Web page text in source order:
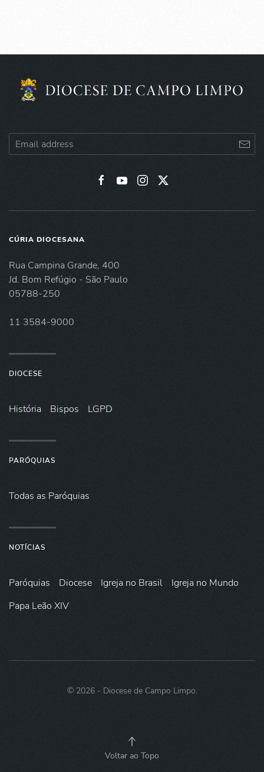
CÚRIA DIOCESANA
Rua Campina Grande, 400
Jd. Bom Refúgio - São Paulo
05788-250
11 3584-9000
DIOCESE
História Bispos LGPD
PARÓQUIAS
Todas as Paróquias
NOTÍCIAS
Paróquias Diocese Igreja no Brasil
Igreja no Mundo
Papa Leão XIV
© 2026- Diocese de Campo Limpo.
Voltar ao Topo